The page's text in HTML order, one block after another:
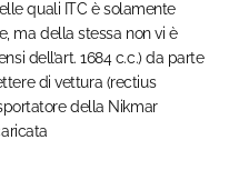
quali ITC è solamente
ma della stessa non vi è
dell’art. 1684 c.c.) da parte
di vettura (rectius
della Nikmar